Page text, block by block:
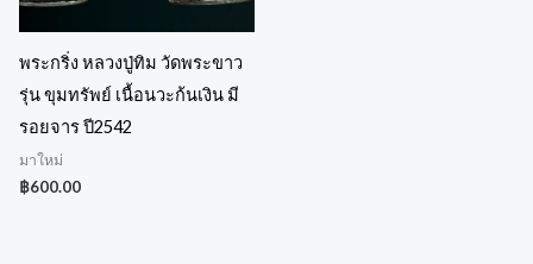
พระกริ่ง หลวงปู่ทิม วัดพระขาว
รุ่น ขุมทรัพย์ เนื้อนวะก้นเงิน มี
รอยจาร ปี2542
มาใหม่
฿600.00